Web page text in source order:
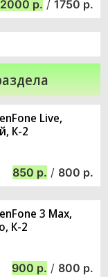
2000 / 1750
Live,
К-2
850 / 800
3 Max,
К-2
900 / 800